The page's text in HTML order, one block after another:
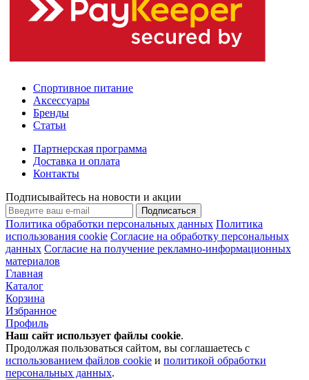
Спортивное питание
Аксессуары
Бренды
Статьи
Партнерская программа
Доставка и оплата
Контакты
Подписывайтесь на новости и акции
Подписаться
Политика обработки персональных данных Политика
использования cookie Согласие на обработку персональных
данных Согласие на получение рекламно-информационных
материалов
Главная
Каталог
Корзина
Избранное
Профиль
Наш сайт использует файлы cookie.
Продолжая пользоваться сайтом, вы соглашаетесь с
использованием файлов cookie и политикой обработки
персональных данных.